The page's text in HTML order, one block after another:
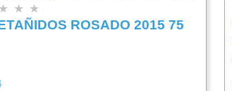
★ ★ ★
ROSADO 2015 75